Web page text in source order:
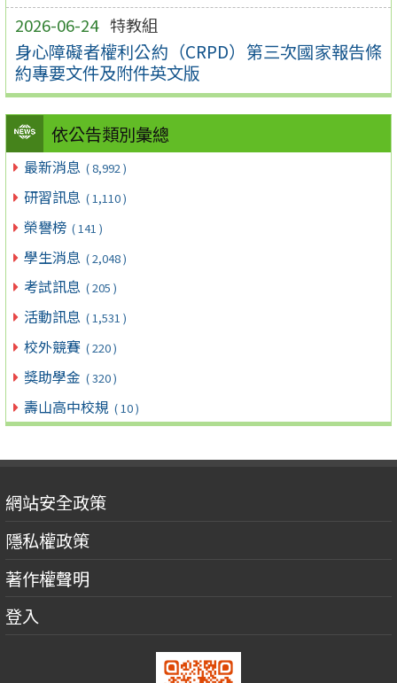
2026-06-24 特教組
身心障礙者權利公約（CRPD）第三次國家報告條
約專要文件及附件英文版
依公告類別彙總
最新消息 ( 8,992 )
研習訊息 ( 1,110 )
榮譽榜 ( 141 )
學生消息 ( 2,048 )
考試訊息 ( 205 )
活動訊息 ( 1,531 )
校外競賽 ( 220 )
獎助學金 ( 320 )
壽山高中校規 ( 10 )
網站安全政策
隱私權政策
著作權聲明
登入